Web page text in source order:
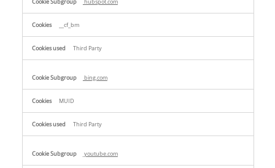
__cf_bm
Third Party
bing.com
MUID
Third Party
youtube.com